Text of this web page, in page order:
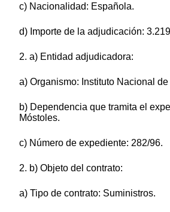
c) Nacionalidad: Española.
d) Importe de la adjudicación:
2. a) Entidad adjudicadora:
a) Organismo: Instituto Nacional
b) Dependencia que tramita el
Móstoles.
c) Número de expediente: 282/96.
2. b) Objeto del contrato:
a) Tipo de contrato: Suministros.